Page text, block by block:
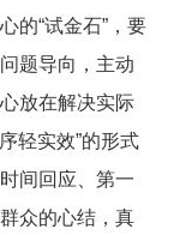
的“试金石”，要
题导向，主动
放在解决实际
轻实效”的形式
间回应、第一
众的心结，真